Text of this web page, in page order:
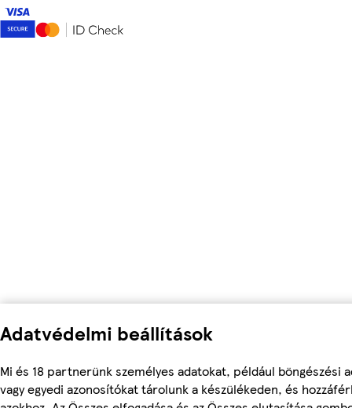
Adatvédelmi beállítások
Mi és 18 partnerünk személyes adatokat, például böngészési
vagy egyedi azonosítókat tárolunk a készülékeden, és